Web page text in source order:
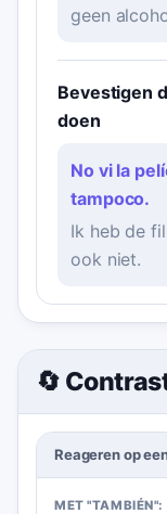
geen
Bevestigen
doen
No vi la
tampoco.
Ik heb de
ook niet.
🔄
Reageren op
MET "TAMBIÉN":